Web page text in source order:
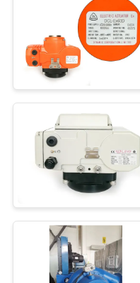
CONTACTEER
ONS
VERZOEK
OM EEN
CITAAT
文
官
Slimme
actuator